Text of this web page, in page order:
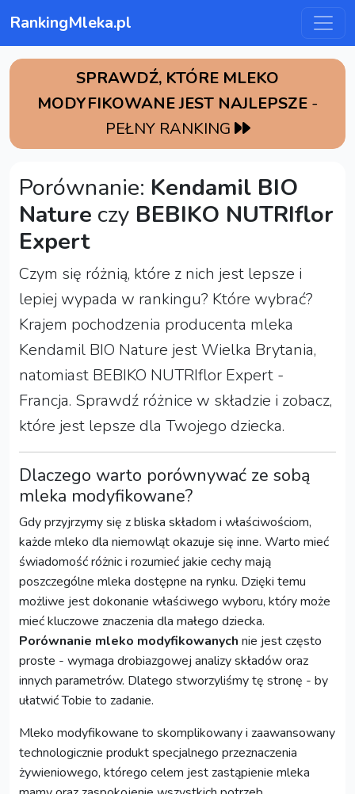
RankingMleka.pl
SPRAWDŹ, KTÓRE MLEKO
MODYFIKOWANE JEST NAJLEPSZE -
PEŁNY RANKING
Porównanie: Kendamil BIO
Nature czy BEBIKO NUTRIflor
Expert
Czym się różnią, które z nich jest lepsze i
lepiej wypada w rankingu? Które wybrać?
Krajem pochodzenia producenta mleka
Kendamil BIO Nature jest Wielka Brytania,
natomiast BEBIKO NUTRIflor Expert -
Francja. Sprawdź różnice w składzie i zobacz,
które jest lepsze dla Twojego dziecka.
Dlaczego warto porównywać ze sobą
mleka modyfikowane?
Gdy przyjrzymy się z bliska składom i właściwościom,
każde mleko dla niemowląt okazuje się inne. Warto mieć
świadomość różnic i rozumieć jakie cechy mają
poszczególne mleka dostępne na rynku. Dzięki temu
możliwe jest dokonanie właściwego wyboru, który może
mieć kluczowe znaczenia dla małego dziecka.
Porównanie mleko modyfikowanych nie jest często
proste - wymaga drobiazgowej analizy składów oraz
innych parametrów. Dlatego stworzyliśmy tę stronę - by
ułatwić Tobie to zadanie.
Mleko modyfikowane to skomplikowany i zaawansowany
technologicznie produkt specjalnego przeznaczenia
żywieniowego, którego celem jest zastąpienie mleka